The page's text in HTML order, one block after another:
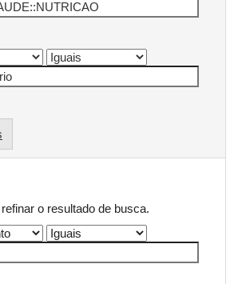
o resultado de busca.